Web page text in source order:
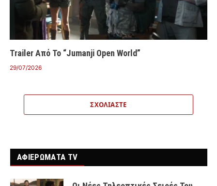
Trailer Από Το “Jumanji Open World”
29/07/2026
ΣΧΟΛΙΆΣΤΕ
ΑΦΙΕΡΩΜΑΤΑ TV